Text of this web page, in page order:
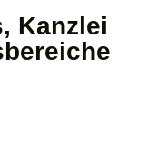
Kanzlei